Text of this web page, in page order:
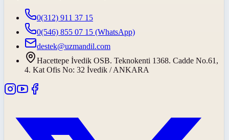
0(312) 911 37 15
0(546) 855 07 15 (WhatsApp)
destek@uzmandil.com
Hacettepe İvedik OSB. Teknokenti 1368. Cadde No.61,
4. Kat Ofis No: 32 İvedik / ANKARA